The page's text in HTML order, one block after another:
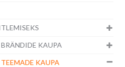
KAUPA
KAUPA